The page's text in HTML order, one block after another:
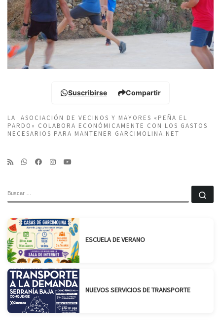
Suscribirse Compartir
LA ASOCIACIÓN DE VECINOS Y MAYORES «PEÑA EL
PARDO» COLABORA ECONÓMICAMENTE CON LOS GASTOS
NECESARIOS PARA MANTENER GARCIMOLINA.NET
BUSCAR
ESCUELA DE VERANO
NUEVOS SERVICIOS DE TRANSPORTE